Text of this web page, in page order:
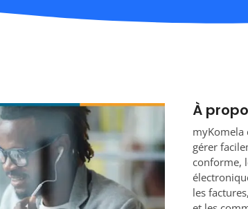
À
myKomela
gérer
conforme,
les